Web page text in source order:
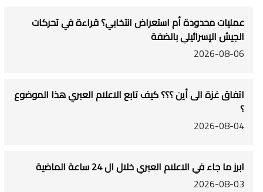
عمليات محدودة أم استعراض انتخابي؟ قراءة في تحركات
الجيش الإسرائيلي بالضفة
2026-08-06
اتفاق غزة الى أين ؟؟؟ كيف تابع الاعلام العبري هذا الموضوع
؟
2026-08-04
ابرز ما جاء في الاعلام العبري خلال ال 24 ساعة الماضية
2026-08-03